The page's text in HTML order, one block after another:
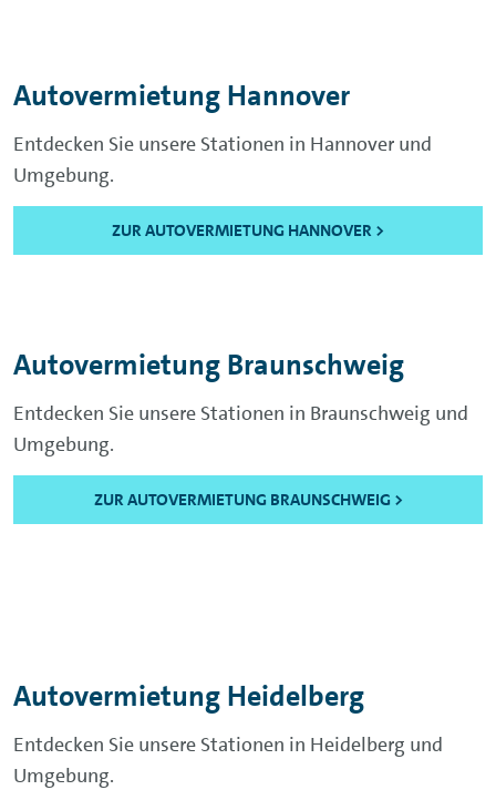
Autovermietung Hannover
Entdecken Sie unsere Stationen in Hannover und
Umgebung.
ZUR AUTOVERMIETUNG HANNOVER >
Autovermietung Braunschweig
Entdecken Sie unsere Stationen in Braunschweig und
Umgebung.
ZUR AUTOVERMIETUNG BRAUNSCHWEIG >
Autovermietung Heidelberg
Entdecken Sie unsere Stationen in Heidelberg und
Umgebung.